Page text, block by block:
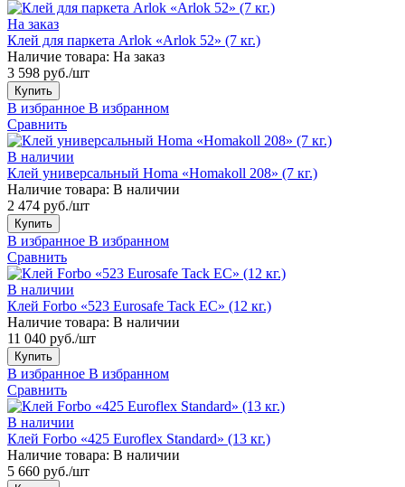
На заказ
Клей для паркета Arlok «Arlok 52» (7 кг.)
Наличие товара: На заказ
3 598 руб./шт
Купить
В избранное В избранном
Сравнить
В наличии
Клей универсальный Homa «Homakoll 208» (7 кг.)
Наличие товара: В наличии
2 474 руб./шт
Купить
В избранное В избранном
Сравнить
В наличии
Клей Forbo «523 Eurosafe Tack EC» (12 кг.)
Наличие товара: В наличии
11 040 руб./шт
Купить
В избранное В избранном
Сравнить
В наличии
Клей Forbo «425 Euroflex Standard» (13 кг.)
Наличие товара: В наличии
5 660 руб./шт